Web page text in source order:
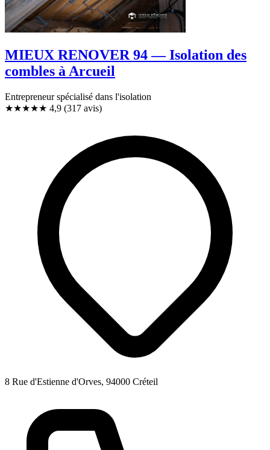
MIEUX RENOVER 94 — Isolation des
combles à Arcueil
Entrepreneur spécialisé dans l'isolation
★★★★★ 4,9 (317 avis)
8 Rue d'Estienne d'Orves, 94000 Créteil